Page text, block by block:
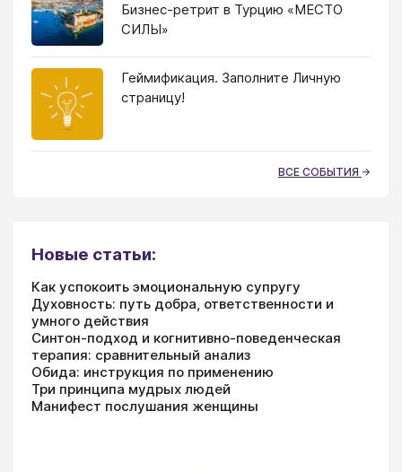
Бизнес-ретрит в Турцию «МЕСТО
СИЛЫ»
Геймификация. Заполните Личную
страницу!
ВСЕ СОБЫТИЯ
Новые статьи:
Как успокоить эмоциональную супругу
Духовность: путь добра, ответственности и
умного действия
Синтон-подход и когнитивно-поведенческая
терапия: сравнительный анализ
Обида: инструкция по применению
Три принципа мудрых людей
Манифест послушания женщины